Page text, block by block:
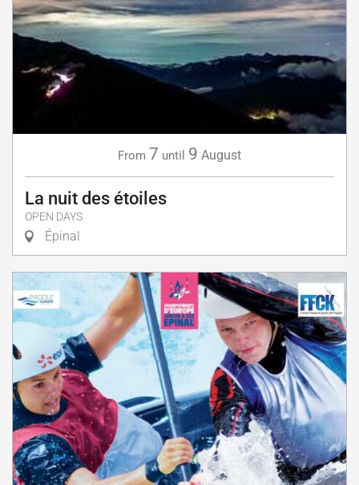
From 7 until 9 August
La nuit des étoiles
OPEN DAYS
Épinal